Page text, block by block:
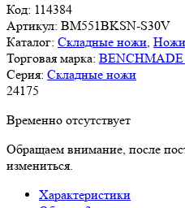
Код: 114384
Артикул: BM551BKSN-S30V
Каталог: Складные ножи Ножи
Торговая марка:
Серия: Складные ножи
24175
Временно отсутствует
Обращаем внимание, после
измениться.
Характеристики